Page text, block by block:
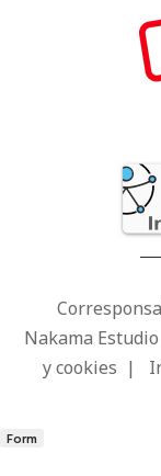
Nakama Estudio
y cookies |
Form